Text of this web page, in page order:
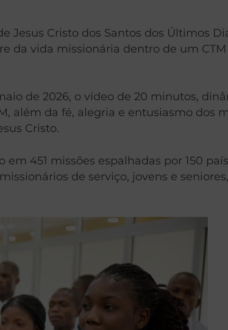
Cristo dos Santos dos Últimos
da vida missionária dentro de um
de 2026, o vídeo de 20 minutos,
além da fé, alegria e entusiasmo dos
Cristo.
451 missões espalhadas por 150
de serviço, jovens e